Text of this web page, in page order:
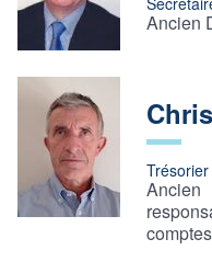
Ancien
Trésorier